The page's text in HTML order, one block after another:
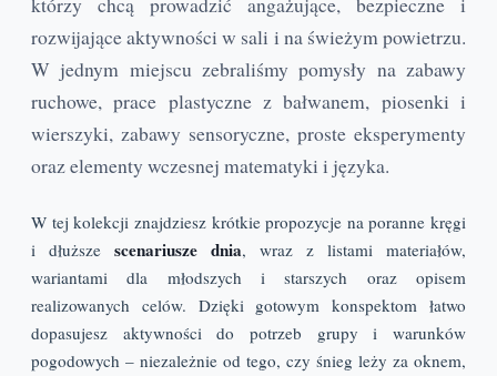
rozwijające aktywności w sali i na świeżym powietrzu.
W jednym miejscu zebraliśmy pomysły na zabawy
ruchowe, prace plastyczne z bałwanem, piosenki i
wierszyki, zabawy sensoryczne, proste eksperymenty
oraz elementy wczesnej matematyki i języka.
W tej kolekcji znajdziesz krótkie propozycje na poranne kręgi
i dłuższe scenariusze dnia, wraz z listami materiałów,
wariantami dla młodszych i starszych oraz opisem
realizowanych celów. Dzięki gotowym konspektom łatwo
dopasujesz aktywności do potrzeb grupy i warunków
pogodowych – niezależnie od tego, czy śnieg leży za oknem,